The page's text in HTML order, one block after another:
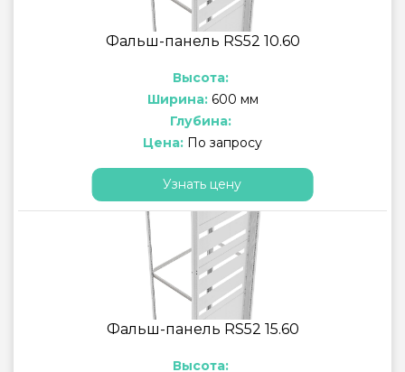
Фальш-панель RS52 10.60
Высота:
Ширина: 600 мм
Глубина:
Цена: По запросу
Узнать цену
Фальш-панель RS52 15.60
Высота: